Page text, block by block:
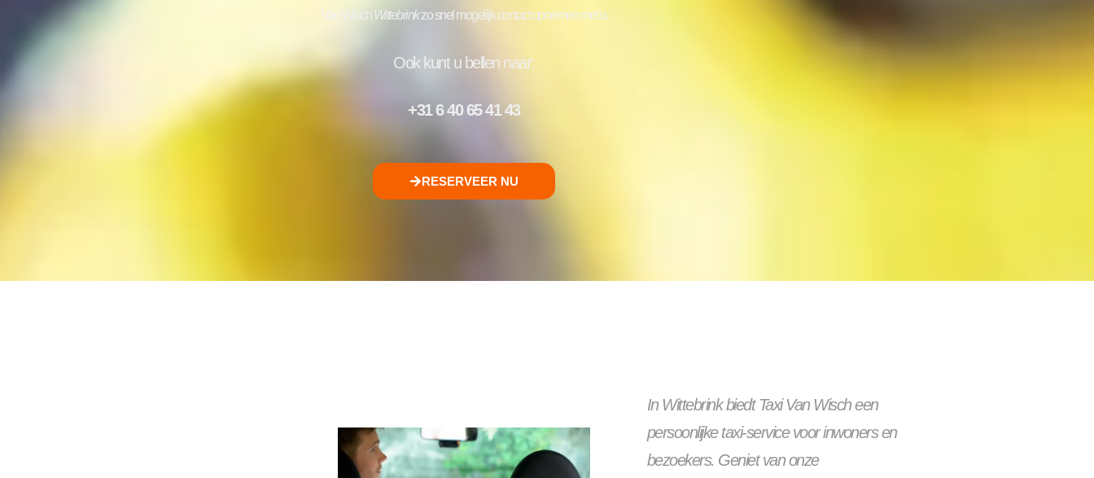
Van WischWittebrinkzo snel mogelijk contact opnemen met u.
Ook kunt u bellen naar:
+31 6 40 65 41 43
RESERVEER NU
In Wittebrink biedt Taxi Van Wisch een
persoonlijke taxi-service voor inwoners en
bezoekers. Geniet van onze